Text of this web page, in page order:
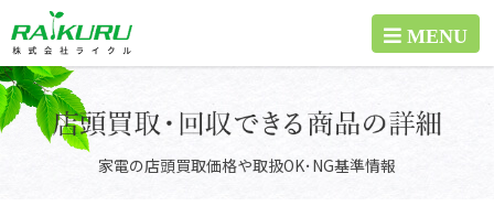
家電の店頭買取価格や取扱OK･NG基準情報